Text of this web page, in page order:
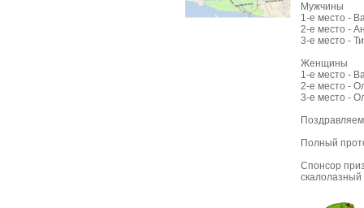
Мужчины
1-е место -
2-е место -
3-е место -
Женщины
1-е место -
2-е место -
3-е место -
Полный
Спонсор
скалолазный